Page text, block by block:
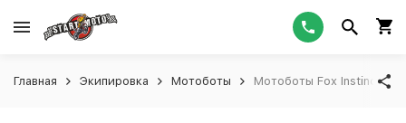
Главная Экипировка Мотоботы Мотоботы Fox Instinct